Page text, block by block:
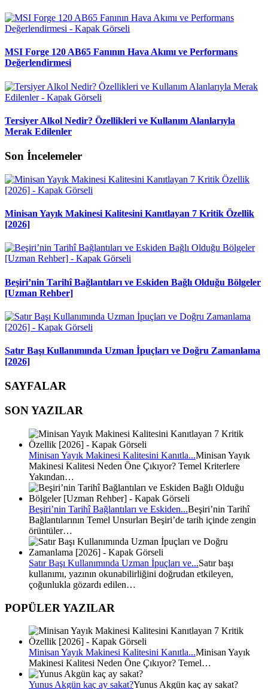
MSI Forge 120 AB65 Fanının Hava Akımı ve Performans
Değerlendirmesi
Tersiyer Alkol Nedir? Özellikleri ve Kullanım Alanlarıyla
Merak Edilenler
Son İncelemeler
Minisan Yayık Makinesi Kalitesini Kanıtlayan 7 Kritik Özellik
[2026]
Beşiri’nin Tarihî Bağlantıları ve Eskiden Bağlı Olduğu Bölgeler
[Uzman Rehber]
Satır Başı Kullanımında Uzman İpuçları ve Doğru Zamanlama
[2026]
SAYFALAR
SON YAZILAR
Minisan Yayık Makinesi Kalitesini Kanıtla...Minisan Yayık
Makinesi Kalitesi Neden Öne Çıkıyor? Temel Kriterlere
Yakından…
Beşiri’nin Tarihî Bağlantıları ve Eskiden...Beşiri’nin Tarihî
Bağlantılarının Temel Unsurları Beşiri’de tarih içinde zengin
örüntüler…
Satır Başı Kullanımında Uzman İpuçları ve...Satır başı
kullanımı, yazının okunabilirliğini doğrudan etkileyen,
çoğunlukla gözardı edilen…
POPÜLER YAZILAR
Minisan Yayık Makinesi Kalitesini Kanıtla...Minisan Yayık
Makinesi Kalitesi Neden Öne Çıkıyor? Temel…
Yunus Akgün kaç ay sakat?Yunus Akgün kaç ay sakat?